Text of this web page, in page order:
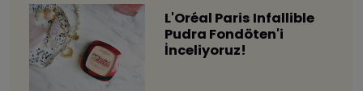
L'Oréal Paris Infallible
Pudra Fondöten'i
İnceliyoruz!